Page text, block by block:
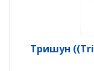
Тришун